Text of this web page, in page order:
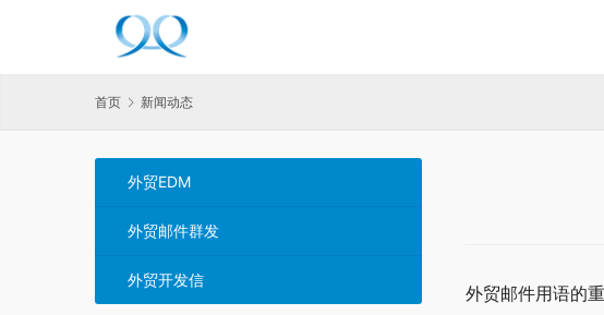
首页 新闻动态
外贸EDM
外贸邮件群发
外贸开发信
外贸邮件用语的